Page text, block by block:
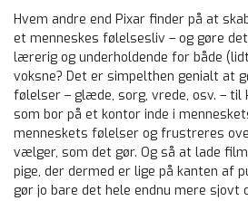
Hvem andre end Pixar finder på at
et menneskes følelsesliv – og gøre
lærerig og underholdende for både
voksne? Det er simpelthen genialt at
følelser – glæde, sorg, vrede, osv. – til
som bor på et kontor inde i
menneskets følelser og frustreres
vælger, som det gør. Og så at lade
pige, der dermed er lige på kanten af
gør jo bare det hele endnu mere sjovt